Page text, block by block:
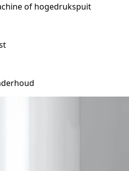
of hogedrukspuit